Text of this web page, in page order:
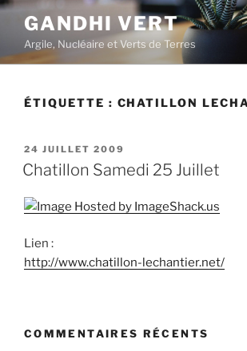
Aller
contenu
principal
GANDHI VERT
Argile, Nucléaire et Verts de Terres
ÉTIQUETTE : CHATILLON
PUBLIÉ
LE
24 JUILLET 2009
Chatillon Samedi 25 Juillet
Lien :
http://www.chatillon-lechantier.net/
COMMENTAIRES RÉCENTS